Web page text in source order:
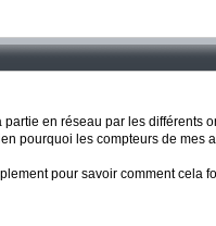
en réseau par les différents
pourquoi les compteurs de mes
pour savoir comment cela